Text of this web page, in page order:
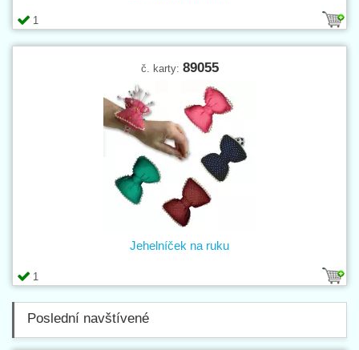
1
č. karty: 89055
1
Jehelníček na ruku
Poslední navštívené